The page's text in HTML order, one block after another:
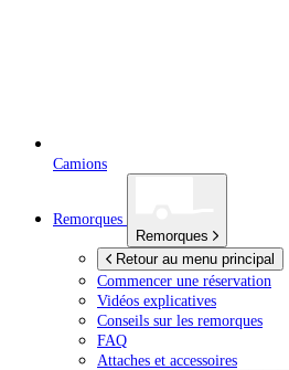
Camions
Remorques
Remorques
Retour au menu principal
Commencer une réservation
Vidéos explicatives
Conseils sur les remorques
FAQ
Attaches et accessoires